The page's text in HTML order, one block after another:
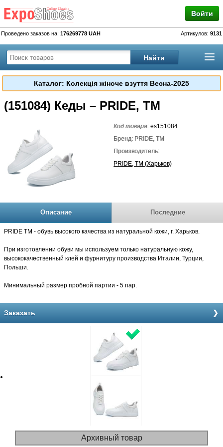
Войти
Проведено заказов на: 176269778 UAH Артикулов: 9131
Каталог: Колекція жіноче взуття Весна-2025
(151084) Кеды – PRIDE, TM
Код товара:es151084
Бренд: PRIDE, TM
Производитель:
PRIDE, TM (Харьков)
Описание Последние
PRIDE TM - обувь высокого качества из натуральной кожи, г. Харьков.
При изготовлении обуви мы используем только натуральную кожу,
высококачественный клей и фурнитуру производства Италии, Турции,
Польши.
Минимальный размер пробной партии - 5 пар.
Заказать
Архивный товар